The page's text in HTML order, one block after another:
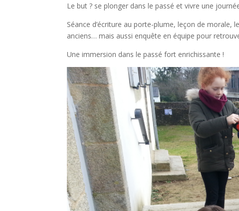
Le but ? se plonger dans le passé et vivre une
Séance d’écriture au porte-plume, leçon de morale,
anciens… mais aussi enquête en équipe pour
Une immersion dans le passé fort enrichissante !